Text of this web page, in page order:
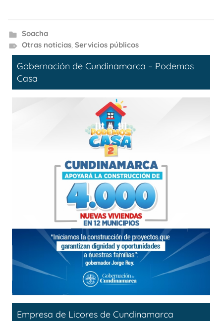
Soacha
Otras noticias, Servicios públicos
Gobernación de Cundinamarca – Podemos
Casa
Empresa de Licores de Cundinamarca